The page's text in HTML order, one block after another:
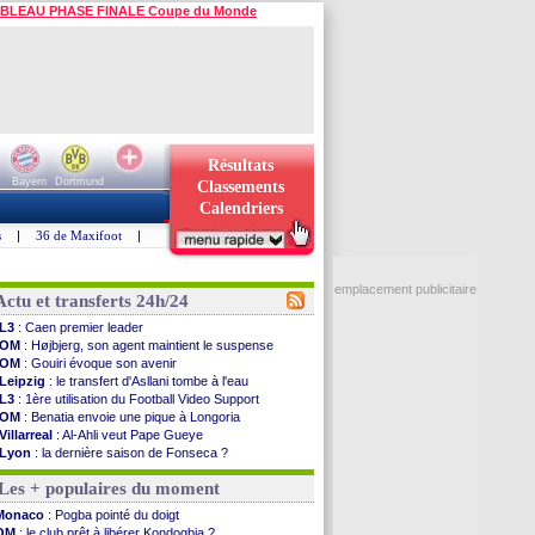
PHASE FINALE Coupe du Monde
Bayern
Dortmund
Résultats
Classements
Calendriers
| 36 de Maxifoot |
et transferts 24h/24
L3 : Caen premier leader
OM : Højbjerg, son agent maintient le suspense
OM : Gouiri évoque son avenir
Leipzig : le transfert d'Asllani tombe à l'eau
L3 : 1ère utilisation du Football Video Support
OM : Benatia envoie une pique à Longoria
Villarreal : Al-Ahli veut Pape Gueye
Lyon : la dernière saison de Fonseca ?
OM: un nouveau prétendant pour Højbjerg
Brest: un gardien norvégien en approche ?
OM: McCourt a versé 120 M€ en 2026
PSG: 4 retours dans le groupe face à Man Utd ...
+ populaires du moment
: Pogba pointé du doigt
emplacement publicitaire